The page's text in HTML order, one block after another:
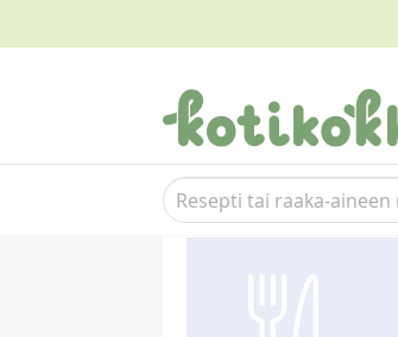
Suosittelemme myös